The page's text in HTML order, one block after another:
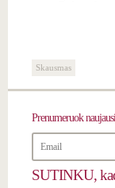
Skausmas
Prenumeruok
SUTINKU,